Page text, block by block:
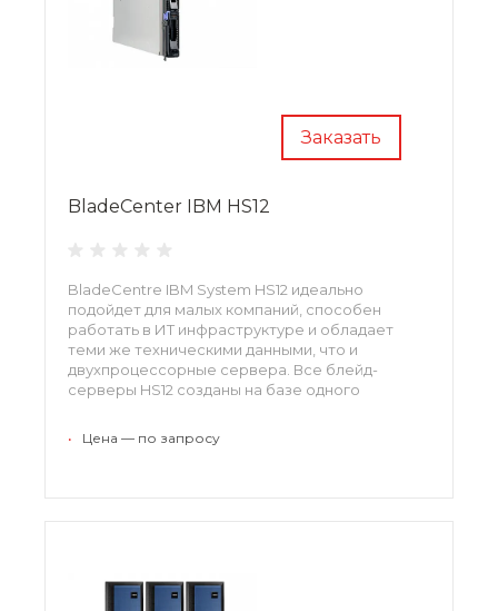
Заказать
BladeCenter IBM HS12
BladeCentre IBM System HS12 идеально
подойдет для малых компаний, способен
работать в ИТ инфраструктуре и обладает
теми же техническими данными, что и
двухпроцессорные сервера. Все блейд-
серверы HS12 созданы на базе одного
использовании.
• Цена — по запросу